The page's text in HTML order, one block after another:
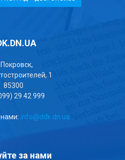
Покровск,
1
85300
29 42 999
info@ddk.dn.ua
за нами